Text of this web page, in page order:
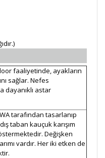
faaliyetinde, ayakların
sağlar. Nefes
dayanıklı astar
tarafından tasarlanıp
taban kauçuk karışım
Değişken
vardır. Her iki etken de